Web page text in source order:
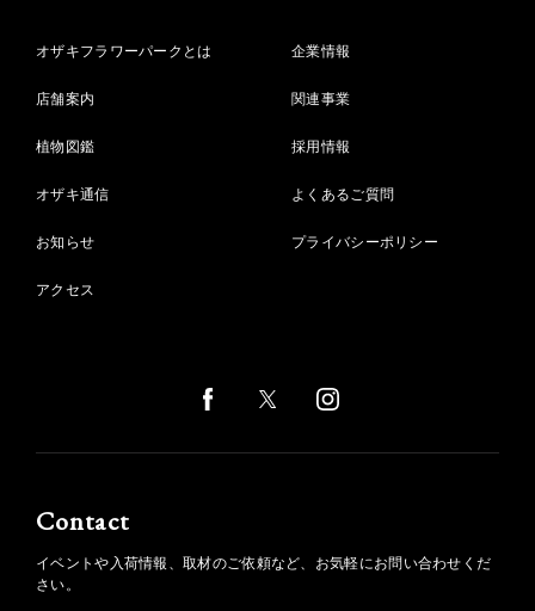
オザキフラワーパークとは
店舗案内
植物図鑑
オザキ通信
お知らせ
アクセス
企業情報
関連事業
採用情報
よくあるご質問
プライバシーポリシー
Contact
イベントや入荷情報、取材のご依頼など、お気軽にお問い合わせくだ
さい。